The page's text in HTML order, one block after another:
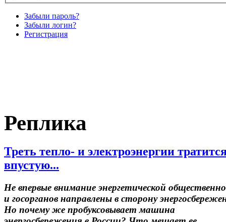
Забыли пароль?
Забыли логин?
Регистрация
Реплика
Треть тепло- и электроэнергии
впустую...
Не впервые внимание энергетической
и госорганов направлены в сторону
Но почему же пробуксовывает машина